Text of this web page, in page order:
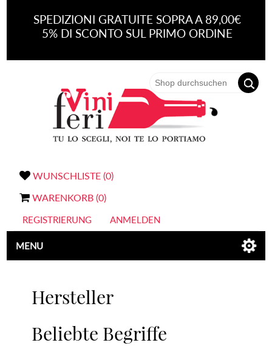
SPEDIZIONI GRATUITE SOPRA A 89,00€
5% DI SCONTO SUL PRIMO ORDINE
WUNSCHLISTE (0)
WARENKORB (0)
REGISTRIERUNG ANMELDEN
MENU
Hersteller
Beliebte Begriffe